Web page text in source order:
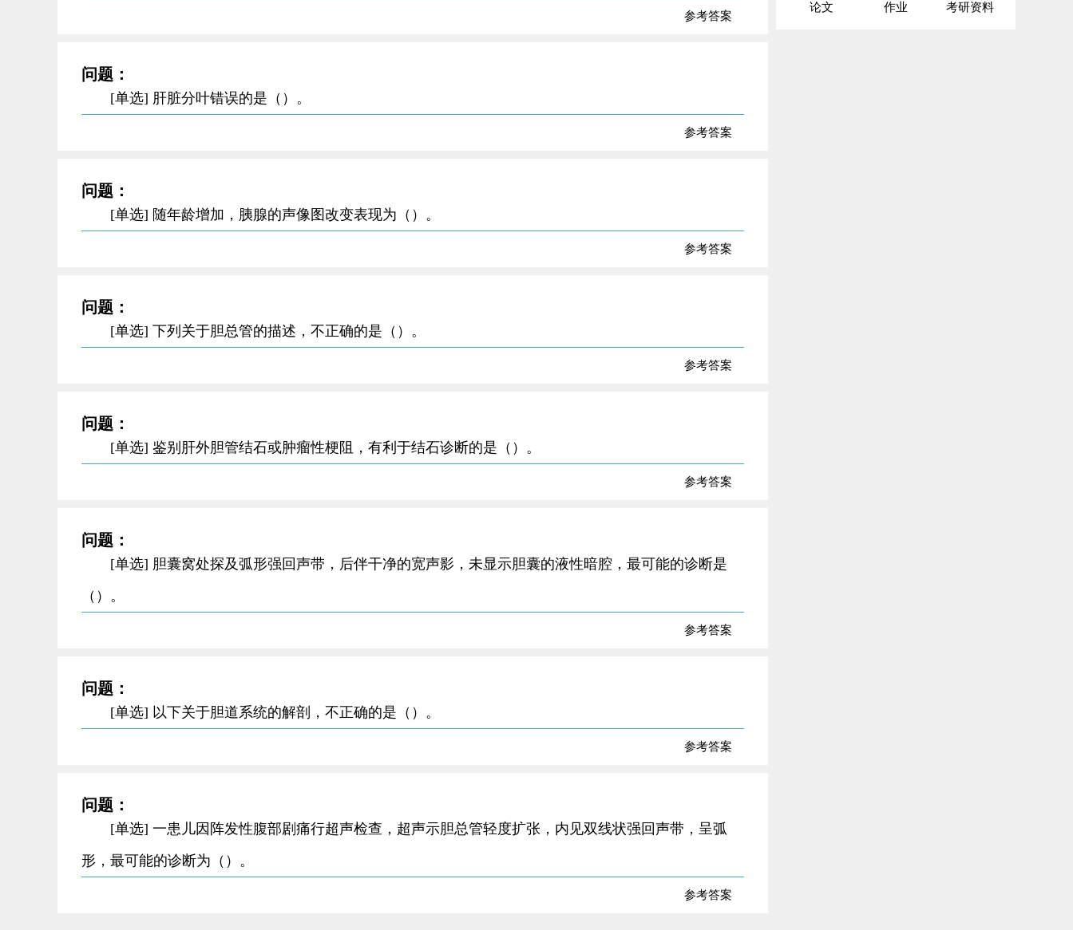
参考答案
问题：
[单选] 肝脏分叶错误的是（）。
参考答案
问题：
[单选] 随年龄增加，胰腺的声像图改变表现为（）。
参考答案
问题：
[单选] 下列关于胆总管的描述，不正确的是（）。
参考答案
问题：
[单选] 鉴别肝外胆管结石或肿瘤性梗阻，有利于结石诊断的是（）。
参考答案
问题：
[单选] 胆囊窝处探及弧形强回声带，后伴干净的宽声影，未显示胆囊的液性暗腔，最可能的诊断是
（）。
参考答案
问题：
[单选] 以下关于胆道系统的解剖，不正确的是（）。
参考答案
问题：
[单选] 一患儿因阵发性腹部剧痛行超声检查，超声示胆总管轻度扩张，内见双线状强回声带，呈弧
形，最可能的诊断为（）。
参考答案
论文
作业 考研资料